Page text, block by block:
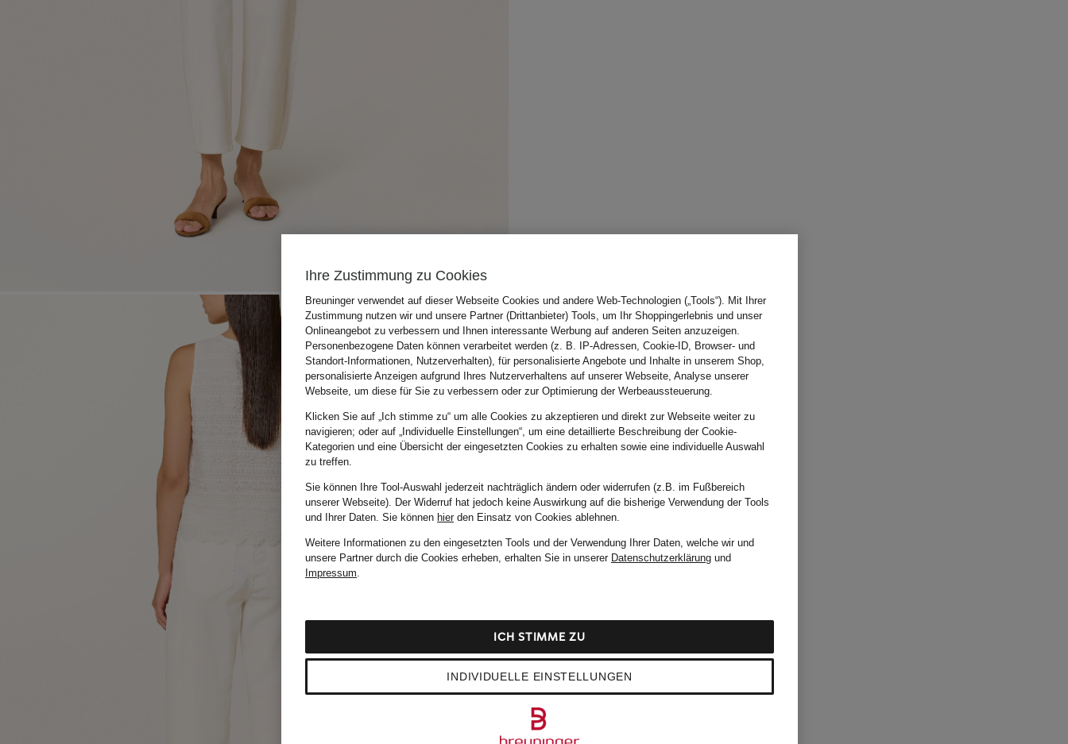
Ihre Zustimmung zu Cookies
Breuninger verwendet auf dieser Webseite Cookies und andere Web-Technologien („Tools“). Mit Ihrer
Zustimmung nutzen wir und unsere Partner (Drittanbieter) Tools, um Ihr Shoppingerlebnis und unser
Onlineangebot zu verbessern und Ihnen interessante Werbung auf anderen Seiten anzuzeigen.
Personenbezogene Daten können verarbeitet werden (z. B. IP-Adressen, Cookie-ID, Browser- und
Standort-Informationen, Nutzerverhalten), für personalisierte Angebote und Inhalte in unserem Shop,
personalisierte Anzeigen aufgrund Ihres Nutzerverhaltens auf unserer Webseite, Analyse unserer
Webseite, um diese für Sie zu verbessern oder zur Optimierung der Werbeaussteuerung.
Klicken Sie auf „Ich stimme zu“ um alle Cookies zu akzeptieren und direkt zur Webseite weiter zu
navigieren; oder auf „Individuelle Einstellungen“, um eine detaillierte Beschreibung der Cookie-
Kategorien und eine Übersicht der eingesetzten Cookies zu erhalten sowie eine individuelle Auswahl
zu treffen.
Sie können Ihre Tool-Auswahl jederzeit nachträglich ändern oder widerrufen (z.B. im Fußbereich
unserer Webseite). Der Widerruf hat jedoch keine Auswirkung auf die bisherige Verwendung der Tools
und Ihrer Daten. Sie können hierden Einsatz von Cookies ablehnen.
Weitere Informationen zu den eingesetzten Tools und der Verwendung Ihrer Daten, welche wir und
unsere Partner durch die Cookies erheben, erhalten Sie in unserer Datenschutzerklärung und
Impressum.
INDIVIDUELLE EINSTELLUNGEN
ICH STIMME ZU